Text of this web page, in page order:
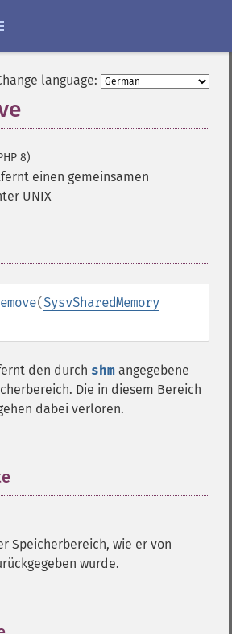
language:
8)
einen gemeinsamen
UNIX
(SysvSharedMemory
den durch shm angegebene
Die in diesem Bereich
dabei verloren.
Speicherbereich, wie er von
wurde.